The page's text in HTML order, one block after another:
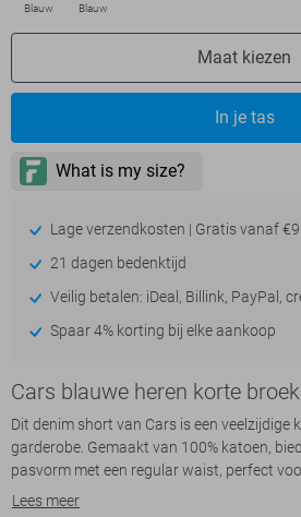
Blauw Blauw
Maat kiezen
In je tas
Lage verzendkosten | Gratis vanaf
21 dagen bedenktijd
Veilig betalen: iDeal, Billink, PayPal,
Spaar 4% korting bij elke aankoop
Cars blauwe heren korte broek
Dit denim short van Cars is een veelzijdige
garderobe. Gemaakt van 100% katoen,
pasvorm met een regular waist, perfect
bleached wash geeft dit kledingstuk een
Lees meer